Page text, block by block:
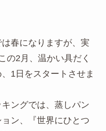
は春になりますが、実
の2月、温かい具だく
1日をスタートさせま
ングでは、蒸しパン
ン、『世界にひとつ